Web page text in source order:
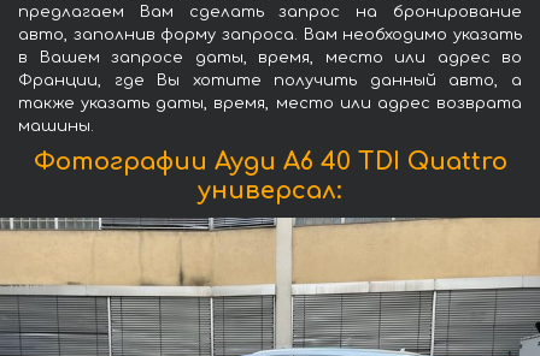
предлагаем Вам сделать запрос на бронирование
авто, заполнив форму запроса. Вам необходимо указать
в Вашем запросе даты, время, место или адрес во
Франции, где Вы хотите получить данный авто, а
также указать даты, время, место или адрес возврата
машины.
Фотографии Ауди A6 40 TDI Quattro
универсал: